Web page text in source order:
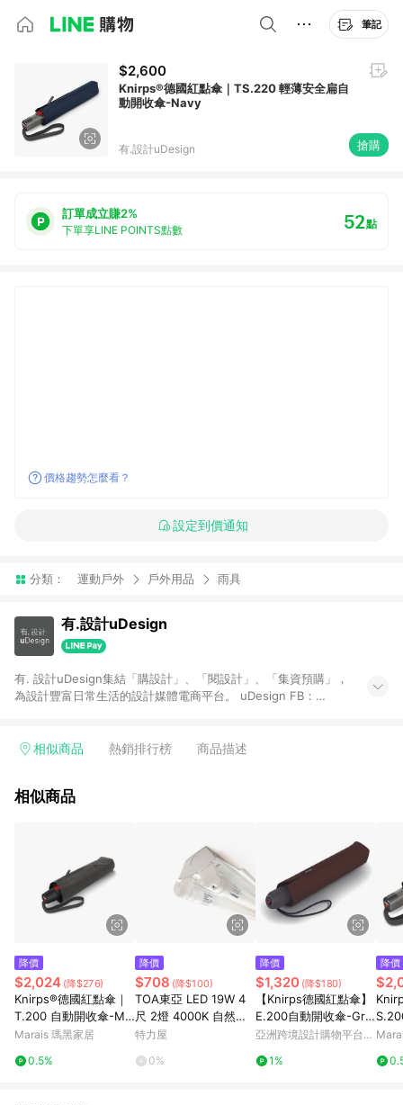
筆記
$2,600
Knirps®德國紅點傘｜TS.220 輕薄安全扁自
動開收傘-Navy
有.設計uDesign 搶購
訂單成立賺2%
下單享LINE POINTS點數 52點
價格趨勢怎麼看？
設定到價通知
分類： 運動戶外 戶外用品 雨具
有.設計uDesign
有. 設計uDesign集結「購設計」、「閱設計」、「集資預購」，
為設計豐富日常生活的設計媒體電商平台。 uDesign FB：
並在同一瀏覽器於24小時內結帳，才具點數回饋資格。 2. 使用以
透過 LINE 購物連結到[有. 設計]以外之網站購買之商品不具贈點
符，以 [有. 設計]購物商品資訊頁及購物車標示為準。 7. 點數紅
包使用規則請以點數紅包活動說明為準。
相似商品 熱銷排行榜 商品描述
相似商品
降價
$2,024 (降$276)
Knirps®德國紅點傘｜
T.200 自動開收傘-Mel
ange Black
Marais 瑪黑家居
0.5%
降價
$708 (降$100)
TOA東亞 LED 19W 4
尺 2燈 4000K 自然光
全電壓 工事燈 烤漆反
特力屋
0%
降價
$1,320 (降$180)
【Knirps德國紅點傘】
E.200自動開收傘-Gre
y Brown深棕(灰色握
亞洲跨境設計購物平台
1%
降價
傘-